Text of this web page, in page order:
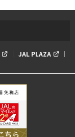
JAL PLAZA